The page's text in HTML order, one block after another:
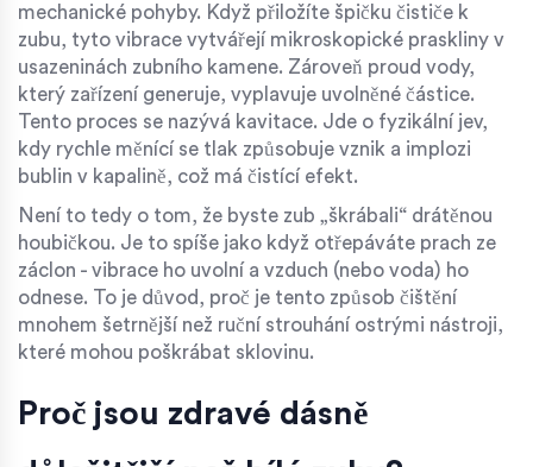
mechanické pohyby. Když přiložíte špičku čističe k
zubu, tyto vibrace vytvářejí mikroskopické praskliny v
usazeninách zubního kamene. Zároveň proud vody,
který zařízení generuje, vyplavuje uvolněné částice.
Tento proces se nazývá kavitace. Jde o fyzikální jev,
kdy rychle měnící se tlak způsobuje vznik a implozi
bublin v kapalině, což má čistící efekt.
Není to tedy o tom, že byste zub „škrábali“ drátěnou
houbičkou. Je to spíše jako když otřepáváte prach ze
záclon - vibrace ho uvolní a vzduch (nebo voda) ho
odnese. To je důvod, proč je tento způsob čištění
mnohem šetrnější než ruční strouhání ostrými nástroji,
které mohou poškrábat sklovinu.
Proč jsou zdravé dásně